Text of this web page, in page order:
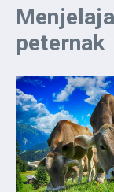
peternak